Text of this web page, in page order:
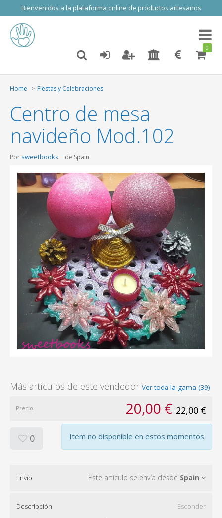
Bienvenidos a la plataforma online de productos artesanos
Toggle
0
Home Fiestas y Celebraciones
Centro de mesa
navideño Mod.102
Por sweetbooks de Spain
Más artículos de este vendedor Ver toda la gama (39)
Precio 20,00 € 22,00 €
0 Item no disponible en estos momentos
Envío Este artículo se envía desde Spain
Descripción Esconder